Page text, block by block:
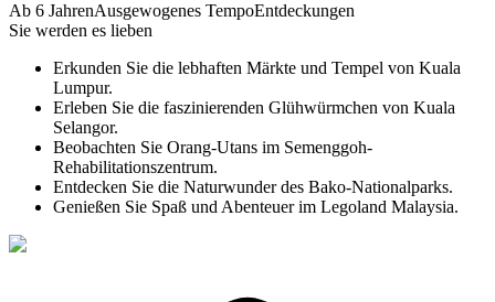
Ab 6 JahrenAusgewogenes TempoEntdeckungen
Sie werden es lieben
Erkunden Sie die lebhaften Märkte und Tempel von Kuala
Lumpur.
Erleben Sie die faszinierenden Glühwürmchen von Kuala
Selangor.
Beobachten Sie Orang-Utans im Semenggoh-
Rehabilitationszentrum.
Entdecken Sie die Naturwunder des Bako-Nationalparks.
Genießen Sie Spaß und Abenteuer im Legoland Malaysia.